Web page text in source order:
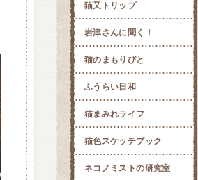
猫又トリップ
岩津さんに聞く！
猫のまもりびと
ふうらい日和
猫まみれライフ
猫色スケッチブック
ネコノミストの研究室